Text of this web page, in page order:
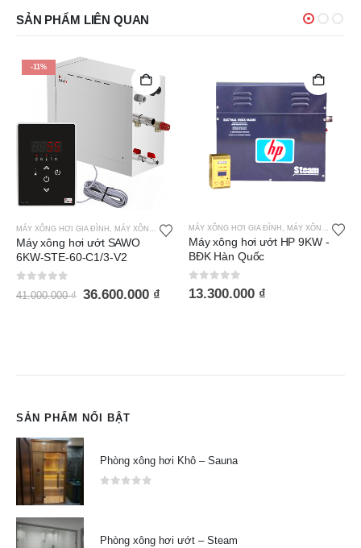
SẢN PHẨM LIÊN QUAN
MÁY XÔNG HƠI GIA ĐÌNH MÁY XÔNG HƠI ƯỚT HP
Máy xông hơi ướt HP 9KW -
BĐK Hàn Quốc
13.300.000₫
Máy xông hơi ướt Oceanic
OC60BXS 6KW - Công nghệ
Đức
SẢN PHẨM NỔI BẬT
Phòng xông hơi Khô – Sauna
Phòng xông hơi ướt – Steam